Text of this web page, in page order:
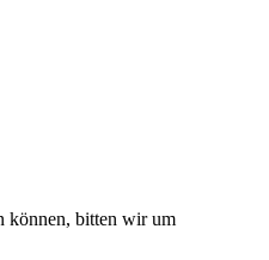
können, bitten wir um